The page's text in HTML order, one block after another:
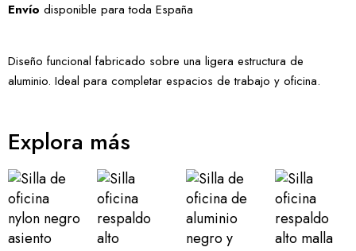
Envío disponible para toda España
Diseño funcional fabricado sobre una ligera estructura de
aluminio. Ideal para completar espacios de trabajo y oficina.
Explora más